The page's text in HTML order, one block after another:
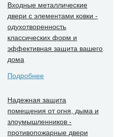
Входные металлические
двери с элементами ковки -
одухотворенность
классических форм и
эффективная защита вашего
дома
Подробнее
Надежная защита
помещения от огня, дыма и
злоумышленников -
противопожарные двери